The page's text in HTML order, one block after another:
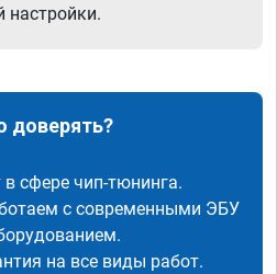
настройки.
доверять?
сфере чип-тюнинга.
с современными ЭБУ
на все виды работ.